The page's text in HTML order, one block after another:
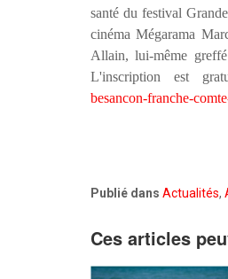
santé du festival
cinéma Mégarama
Allain, lui-même
L'inscription est
besancon-franche-
Publié dans Actualités,
Ces articles